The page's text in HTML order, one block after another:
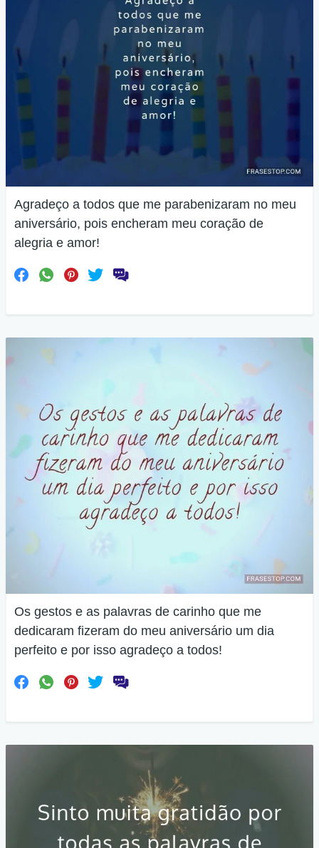
Agradeço a todos que me parabenizaram no meu
aniversário, pois encheram meu coração de
alegria e amor!
Os gestos e as palavras de carinho que me
dedicaram fizeram do meu aniversário um dia
perfeito e por isso agradeço a todos!